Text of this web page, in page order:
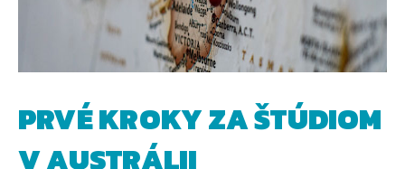
PRVÉ KROKY ZA ŠTÚDIOM
V AUSTRÁLII